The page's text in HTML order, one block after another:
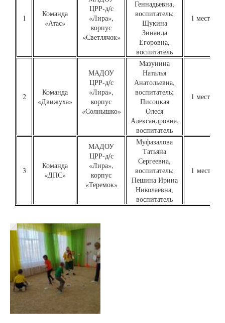
1
Команда
«Атас»
ЦРР-д/с
«Лира»,
корпус
«Светлячок»
Геннадьевна,
воспитатель;
Щукина
Зинаида
Егоровна,
воспитатель
1 место
2
Команда
«Движуха»
МАДОУ
ЦРР-д/с
«Лира»,
корпус
«Солнышко»
Мазунина
Наталья
Анатольевна,
воспитатель;
Писоцкая
Олеся
Александровна,
воспитатель
1 место
3
Команда
«ДПС»
МАДОУ
ЦРР-д/с
«Лира»,
корпус
«Теремок»
Муфазалова
Татьяна
Сергеевна,
воспитатель;
Пешина Ирина
Николаевна,
воспитатель
1 место